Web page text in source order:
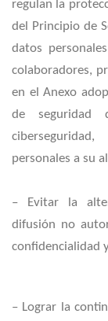
regulan la
del Principio de
datos
colaboradores,
en el Anexo
de seguridad
personales a su
– Evitar la
difusión no
confidencialidad
– Lograr la